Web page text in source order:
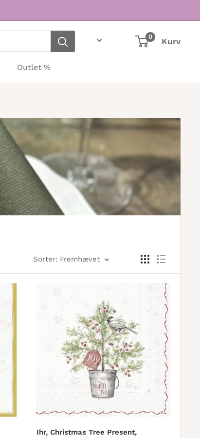
0 Kurv
Outlet %
Sorter: Fremhævet
Ihr, Christmas Tree Present,